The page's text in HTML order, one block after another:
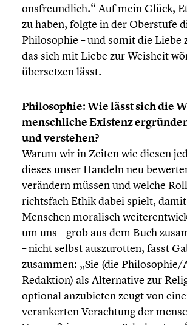
ons­freund­lich.“ Auf mein Glück,
zu haben, folgte in der Oberstufe
Philo­so­phie – und somit die Liebe
das sich mit Liebe zur Weisheit
überset­zen lässt.
Philo­so­phie: Wie lässt sich die
mensch­li­che Existenz
und verstehen?
Warum wir in Zeiten wie diesen
dieses unser Handeln neu
verändern müssen und welche
richts­fach Ethik dabei spielt,
Menschen moralisch
um uns – grob aus dem Buch
– nicht selbst auszu­rot­ten, fasst
zusammen: „Sie (die Philosophie/
Redaktion) als Alter­na­tive zur
optional anzubie­ten zeugt von
veran­ker­ten Verach­tung der